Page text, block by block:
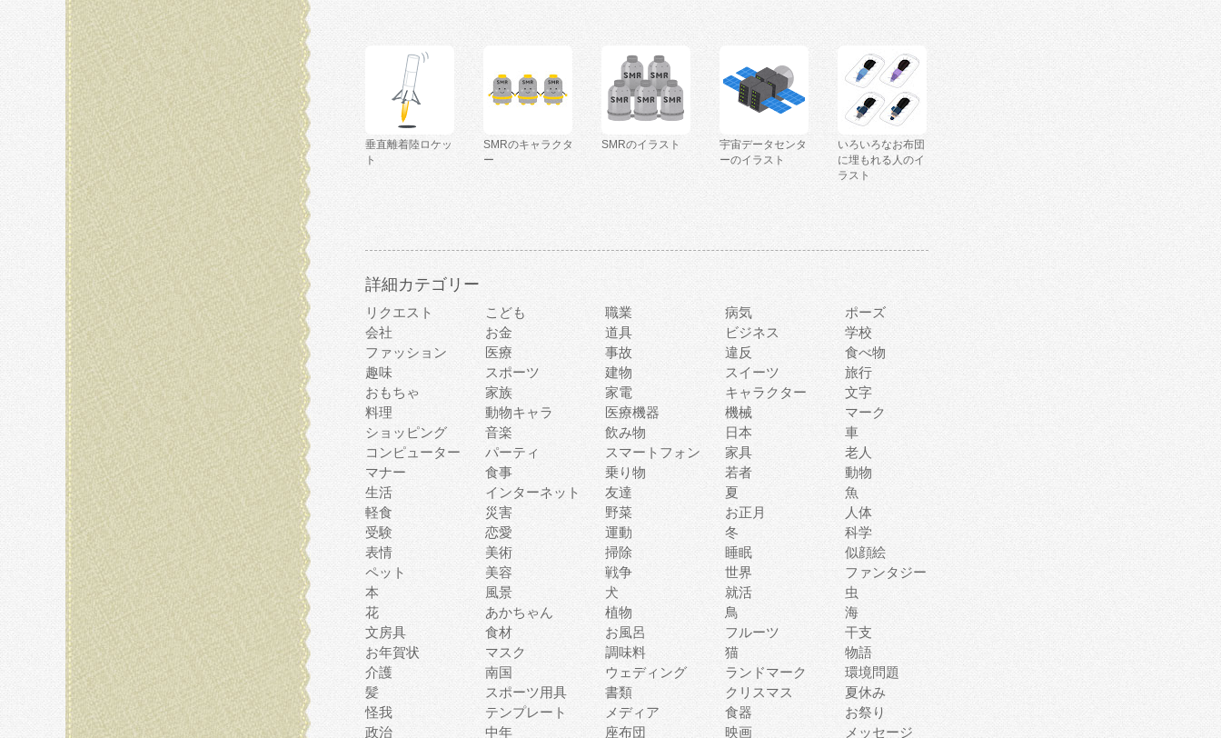
垂直離着陸ロケッ
ト
SMRのキャラクタ
ー
SMRのイラスト
宇宙データセンタ
ーのイラスト
いろいろなお布団
に埋もれる人のイ
ラスト
詳細カテゴリー
リクエスト こども 職業 病気
ポーズ
会社
お金 道具 ビジネス
学校
ファッション
医療 事故 違反
食べ物
趣味
スポーツ 建物 スイーツ
旅行
おもちゃ
家族 家電 キャラクター
文字
料理
動物キャラ 医療機器 機械
マーク
ショッピング
音楽 飲み物 日本
車
コンピューター
パーティ スマートフォン 家具
老人
マナー
食事 乗り物 若者
動物
生活
インターネット 友達 夏
魚
軽食
災害 野菜 お正月
人体
受験
恋愛 運動 冬
科学
表情
美術 掃除 睡眠
似顔絵
ペット
美容 戦争 世界
ファンタジー
本
風景 犬 就活
虫
花
あかちゃん 植物 鳥
海
文房具
食材 お風呂 フルーツ
干支
お年賀状
マスク 調味料 猫
物語
介護
南国 ウェディング ランドマーク
環境問題
髪
スポーツ用具 書類 クリスマス
夏休み
怪我
テンプレート メディア 食器
お祭り
政治
中年 座布団 映画 メッセージ